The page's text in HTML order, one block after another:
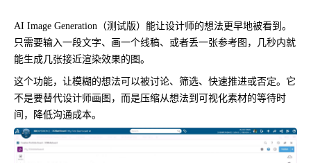
AI Image Generation（测试版）能让设计师的想法更早地被看到。
只需要输入一段文字、画一个线稿、或者丢一张参考图，几秒内就
能生成几张接近渲染效果的图。
这个功能，让模糊的想法可以被讨论、筛选、快速推进或否定。它
不是要替代设计师画图，而是压缩从想法到可视化素材的等待时
间，降低沟通成本。